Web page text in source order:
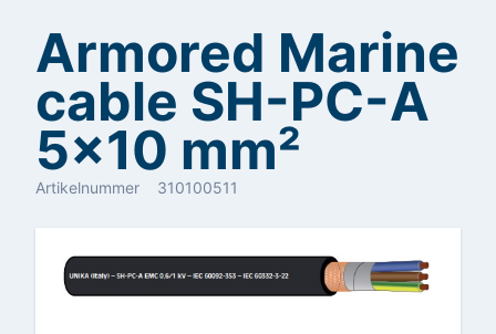
Armored Marine
cable SH-PC-A
5x10 mm²
Artikelnummer 310100511